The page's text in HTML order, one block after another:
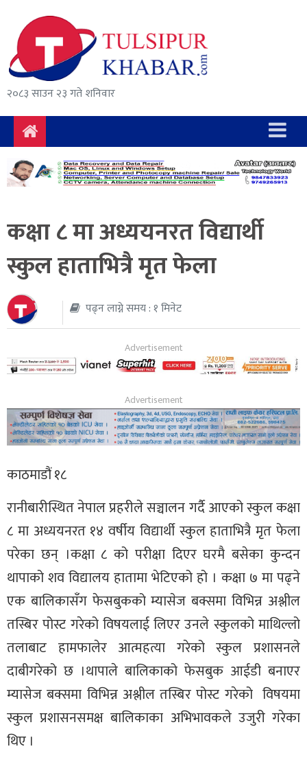
२०८३ साउन २३ गते शनिवार
समाचार
राजनीति
सुरक्षा/
अपराध
दुर्घटना
विचार
अर्थ
संवाद
मनोरञ्जन
कक्षा ८ मा अध्ययनरत विद्यार्थी
स्कुल हाताभित्रै मृत फेला
पढ्न लाग्ने समय : १ मिनेट
काठमाडौं १८
रानीबारीस्थित नेपाल प्रहरीले सञ्चालन गर्दै आएको स्कुल कक्षा
८ मा अध्ययनरत १४ वर्षीय विद्यार्थी स्कुल हाताभित्रै मृत फेला
परेका छन् ।कक्षा ८ को परीक्षा दिएर घरमै बसेका कुन्दन
थापाको शव विद्यालय हातामा भेटिएको हो । कक्षा ७ मा पढ्ने
एक बालिकासँग फेसबुकको म्यासेज बक्समा विभिन्न अश्लील
तस्बिर पोस्ट गरेको विषयलाई लिएर उनले स्कुलको माथिल्लो
तलाबाट हामफालेर आत्महत्या गरेको स्कुल प्रशासनले
दाबीगरेको छ ।थापाले बालिकाको फेसबुक आईडी बनाएर
म्यासेज बक्समा विभिन्न अश्लील तस्बिर पोस्ट गरेको विषयमा
स्कुल प्रशासनसमक्ष बालिकाका अभिभावकले उजुरी गरेका
थिए ।